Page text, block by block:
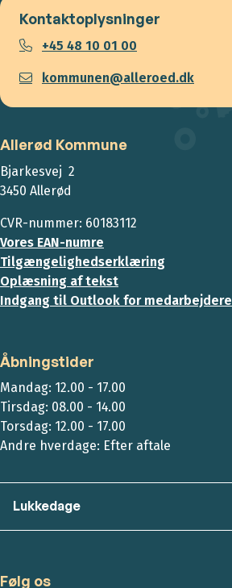
Kontaktoplysninger
+45 48 10 01 00
kommunen@alleroed.dk
Allerød Kommune
Bjarkesvej 2
3450 Allerød
CVR-nummer: 60183112
Vores EAN-numre
Tilgængelighedserklæring
Oplæsning af tekst
Indgang til Outlook for medarbejdere
Åbningstider
Mandag: 12.00 - 17.00
Tirsdag: 08.00 - 14.00
Torsdag: 12.00 - 17.00
Andre hverdage: Efter aftale
Lukkedage
Følg os